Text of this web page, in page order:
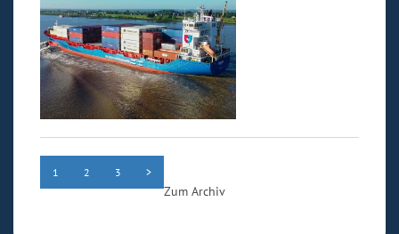
1 2 3 >
Zum Archiv